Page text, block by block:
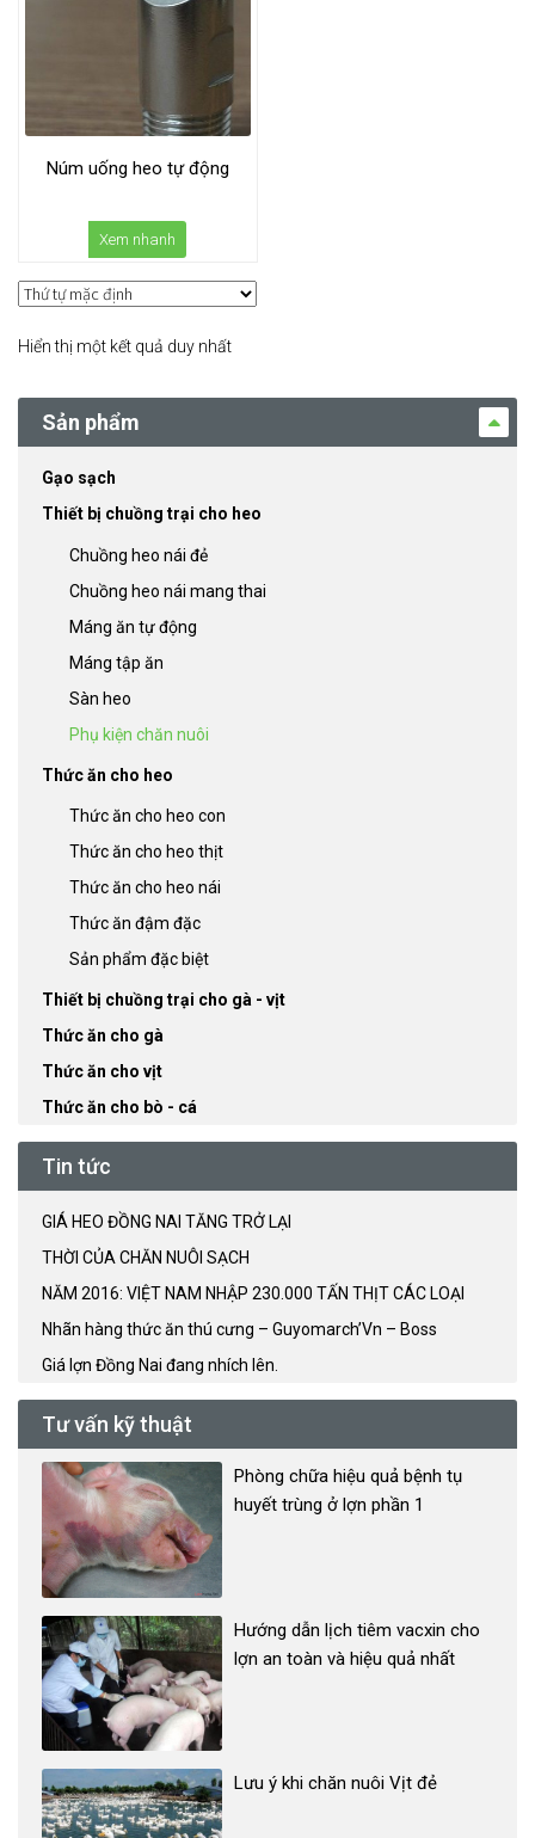
Núm uống heo tự động
Xem nhanh
Hiển thị một kết quả duy nhất
Sản phẩm
Gạo sạch
Thiết bị chuồng trại cho heo
Chuồng heo nái đẻ
Chuồng heo nái mang thai
Máng ăn tự động
Máng tập ăn
Sàn heo
Phụ kiện chăn nuôi
Thức ăn cho heo
Thức ăn cho heo con
Thức ăn cho heo thịt
Thức ăn cho heo nái
Thức ăn đậm đặc
Sản phẩm đặc biệt
Thiết bị chuồng trại cho gà - vịt
Thức ăn cho gà
Thức ăn cho vịt
Thức ăn cho bò - cá
Tin tức
GIÁ HEO ĐỒNG NAI TĂNG TRỞ LẠI
THỜI CỦA CHĂN NUÔI SẠCH
NĂM 2016: VIỆT NAM NHẬP 230.000 TẤN THỊT CÁC LOẠI
Nhãn hàng thức ăn thú cưng – Guyomarch’Vn – Boss
Giá lợn Đồng Nai đang nhích lên.
Tư vấn kỹ thuật
Phòng chữa hiệu quả bệnh tụ
huyết trùng ở lợn phần 1
Hướng dẫn lịch tiêm vacxin cho
lợn an toàn và hiệu quả nhất
Lưu ý khi chăn nuôi Vịt đẻ